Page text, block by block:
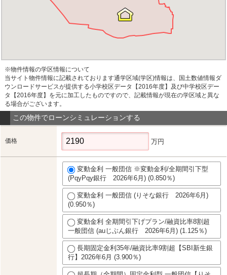
※物件情報の学区情報について
当サイト物件情報に記載されております通学区域(学区)情報は、国土数値情報ダ
ウンロードサービスが提供する小学校区データ【2016年度】及び中学校区デー
タ【2016年度】を元に加工したものですので、記載情報が現在の学区域と異な
る場合がございます。
この物件でローンシミュレーションする
価格 万円
変動金利 一般団信 ※変動金利/全期間引下型
(PqyPqy銀行 2026年6月) (0.850％)
変動金利 一般団信 (りそな銀行 2026年6月)
(0.950％)
変動金利 全期間引下げプラン/融資比率8割超
一般団信 (auじぶん銀行 2026年6月) (1.125％)
長期固定金利35年/融資比率9割超【SBI新生銀
行】2026年6月 (3.900％)